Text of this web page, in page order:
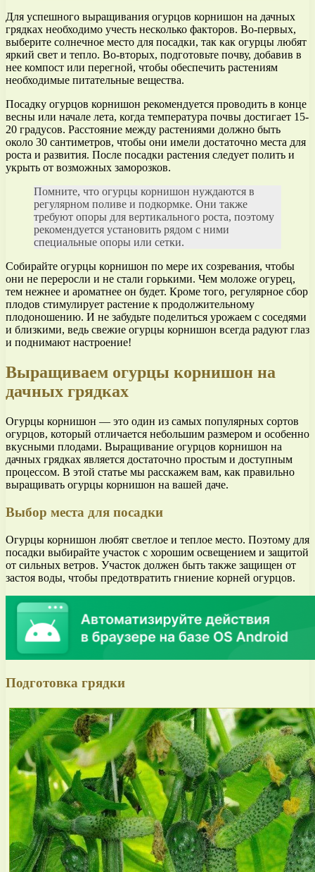
Для успешного выращивания огурцов корнишон на дачных
грядках необходимо учесть несколько факторов. Во-первых,
выберите солнечное место для посадки, так как огурцы любят
яркий свет и тепло. Во-вторых, подготовьте почву, добавив в
нее компост или перегной, чтобы обеспечить растениям
необходимые питательные вещества.
Посадку огурцов корнишон рекомендуется проводить в конце
весны или начале лета, когда температура почвы достигает 15-
20 градусов. Расстояние между растениями должно быть
около 30 сантиметров, чтобы они имели достаточно места для
роста и развития. После посадки растения следует полить и
укрыть от возможных заморозков.
Помните, что огурцы корнишон нуждаются в
регулярном поливе и подкормке. Они также
требуют опоры для вертикального роста, поэтому
рекомендуется установить рядом с ними
специальные опоры или сетки.
Собирайте огурцы корнишон по мере их созревания, чтобы
они не переросли и не стали горькими. Чем моложе огурец,
тем нежнее и ароматнее он будет. Кроме того, регулярное сбор
плодов стимулирует растение к продолжительному
плодоношению. И не забудьте поделиться урожаем с соседями
и близкими, ведь свежие огурцы корнишон всегда радуют глаз
и поднимают настроение!
Выращиваем огурцы корнишон на
дачных грядках
Огурцы корнишон — это один из самых популярных сортов
огурцов, который отличается небольшим размером и особенно
вкусными плодами. Выращивание огурцов корнишон на
дачных грядках является достаточно простым и доступным
процессом. В этой статье мы расскажем вам, как правильно
выращивать огурцы корнишон на вашей даче.
Выбор места для посадки
Огурцы корнишон любят светлое и теплое место. Поэтому для
посадки выбирайте участок с хорошим освещением и защитой
от сильных ветров. Участок должен быть также защищен от
застоя воды, чтобы предотвратить гниение корней огурцов.
Подготовка грядки